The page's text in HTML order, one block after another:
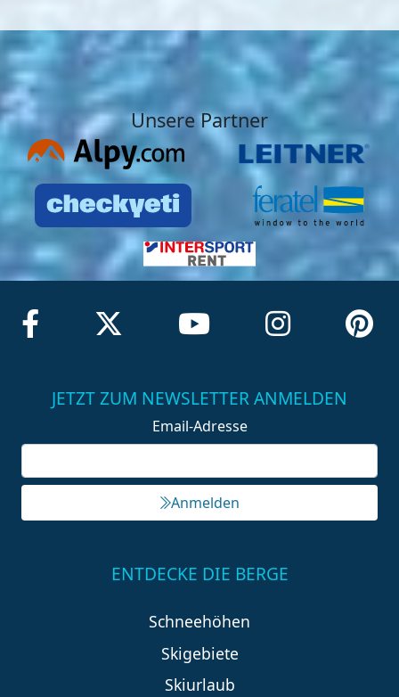
Unsere Partner
JETZT ZUM NEWSLETTER ANMELDEN
Email-Adresse
Anmelden
ENTDECKE DIE BERGE
Schneehöhen
Skigebiete
Skiurlaub